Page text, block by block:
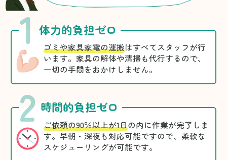
1 体力的負担ゼロ
ゴミや家具家電の運搬はすべてスタッフが行
います。家具の解体や清掃も代行するので、
一切の手間をおかけしません。
2 時間的負担ゼロ
ご依頼の90％以上が1日の内に作業が完了しま
す。早朝・深夜も対応可能ですので、柔軟な
スケジューリングが可能です。